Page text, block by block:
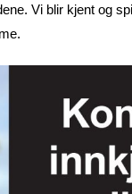
Vi blir kjent og